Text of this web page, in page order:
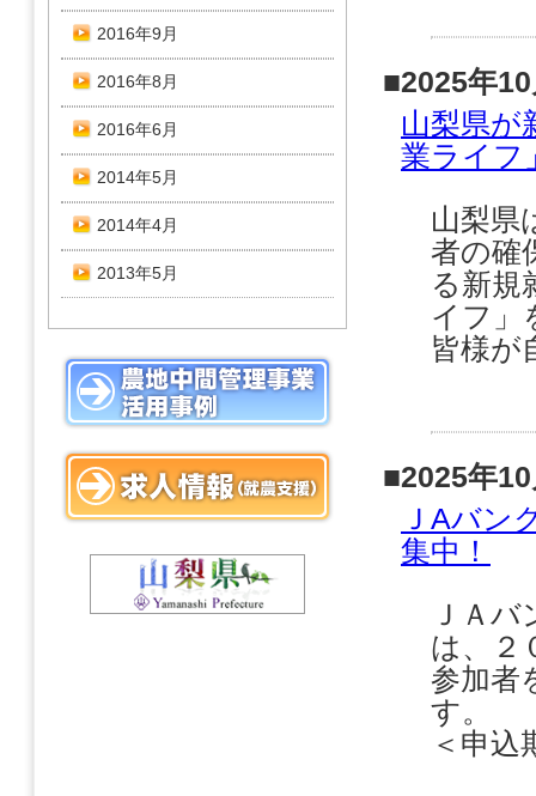
■2025年
山梨県が
業ライフ
山梨県
者の確
る新規
イフ」
皆様が
■2025年
ＪAバン
集中！
ＪＡ
は、２
参加者
＜申込
2016年9月
2016年8月
2016年6月
2014年5月
2014年4月
2013年5月